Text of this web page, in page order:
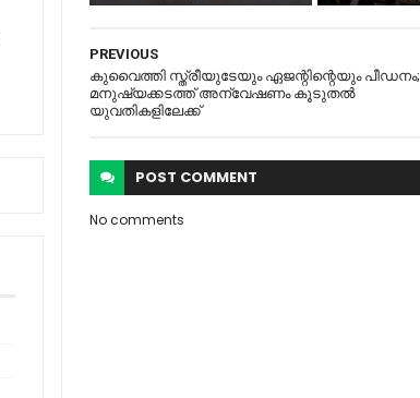
PREVIOUS
കുവൈത്തി സ്ത്രീയുടേയും ഏജന്റിന്റെയും പീഡനം;
മനുഷ്യക്കടത്ത് അന്വേഷണം കൂടുതല്‍
യുവതികളിലേക്ക്
POST COMMENT
No comments